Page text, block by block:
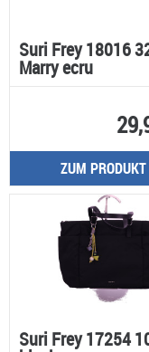
Suri Frey 18016
Marry ecru
ZUM PRODUKT
Suri Frey 17254